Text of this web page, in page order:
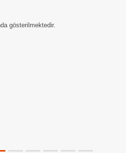
gösterilmektedir.